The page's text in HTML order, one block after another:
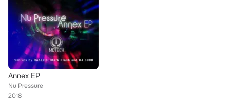
Annex EP
Nu Pressure
2018